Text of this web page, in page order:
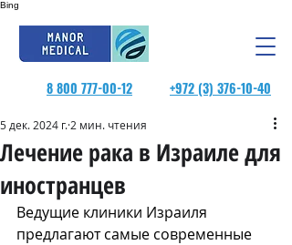
Bing
8 800 777-00-12 +972 (3) 376-10-40
Лечение рака в Израиле для
иностранцев
5 дек. 2024 г. 2 мин. чтения
Ведущие клиники Израиля
предлагают самые современные